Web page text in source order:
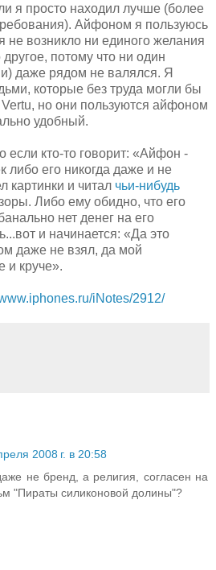
я просто находил лучше (более
Айфоном я пользуюсь
не возникло ни единого желания
потому что ни один
даже рядом не валялся. Я
которые без труда могли бы
но они пользуются айфоном
удобный.
если кто-то говорит: «Айфон -
либо его никогда даже и не
картинки и читал чьи-нибудь
Либо ему обидно, что его
нет денег на его
и начинается: «Да это
даже не взял, да мой
и круче».
iNotes/2912/
2008 г. в 20:58
не бренд, а религия, согласен на
"Пираты силиконовой долины"?